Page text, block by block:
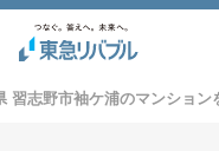
習志野市袖ケ浦のマンショ